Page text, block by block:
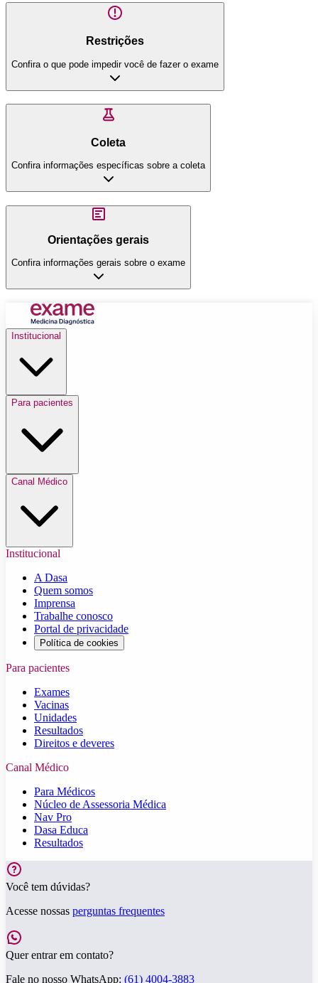
Restrições
Confira o que pode impedir você de fazer o exame
Coleta
Confira informações específicas sobre a coleta
Orientações gerais
Confira informações gerais sobre o exame
Institucional
Para pacientes
Canal Médico
Institucional
A Dasa
Quem somos
Imprensa
Trabalhe conosco
Portal de privacidade
Política de cookies
Para pacientes
Exames
Vacinas
Unidades
Resultados
Direitos e deveres
Canal Médico
Para Médicos
Núcleo de Assessoria Médica
Nav Pro
Dasa Educa
Resultados
Você tem dúvidas?
Acesse nossas perguntas frequentes
Quer entrar em contato?
Fale no nosso WhatsApp: (61) 4004-3883